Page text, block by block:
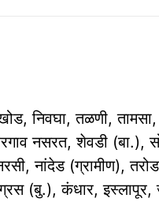
निवघा, तळणी,
नसरत, शेवडी
नांदेड (ग्रामीण),
(बु.), कंधार, इस्लापूर,